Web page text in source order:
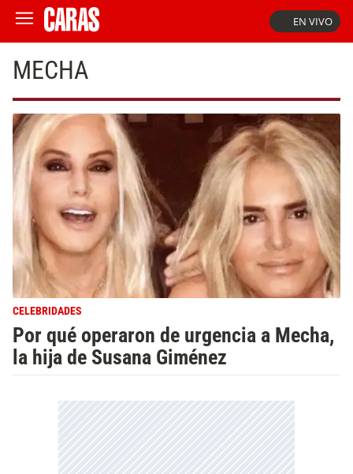
EN VIVO
MECHA
CELEBRIDADES
Por qué operaron de urgencia a Mecha,
la hija de Susana Giménez